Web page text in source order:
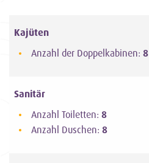
Kajüten
Anzahl der Doppelkabinen: 8
Sanitär
Anzahl Toiletten: 8
Anzahl Duschen: 8